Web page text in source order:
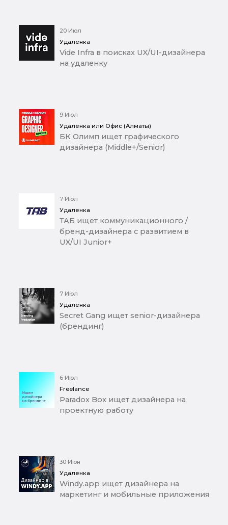
20 Июл
Удаленка
Vide Infra в поисках UX/UI-дизайнера
на удаленку
9 Июл
Удаленка или Офис (Алматы)
БК Олимп ищет графического
дизайнера (Middle+/Senior)
7 Июл
Удаленка
ТАБ ищет коммуникационного /
бренд-дизайнера с развитием в
UX/UI Junior+
7 Июл
Удаленка
Secret Gang ищет senior-дизайнера
(брендинг)
6 Июл
Freelance
Paradox Box ищет дизайнера на
проектную работу
30 Июн
Удаленка
Windy.app ищет дизайнера на
маркетинг и мобильные приложения